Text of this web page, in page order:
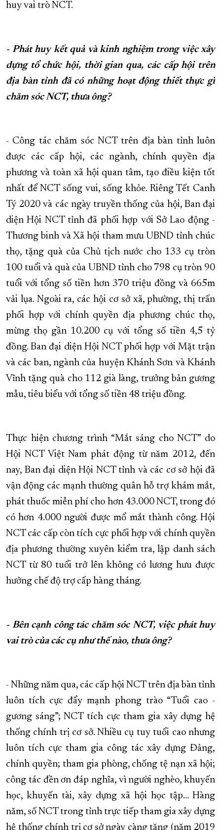
huy vai trò NCT.
- Phát huy kết quả và kinh nghiệm trong việc xây
dựng tổ chức hội, thời gian qua, các cấp hội trên
địa bàn tỉnh đã có những hoạt động thiết thực gì
chăm sóc NCT, thưa ông?
- Công tác chăm sóc NCT trên địa bàn tỉnh luôn
được các cấp hội, các ngành, chính quyền địa
phương và toàn xã hội quan tâm, tạo điều kiện tốt
nhất để NCT sống vui, sống khỏe. Riêng Tết Canh
Tý 2020 và các ngày truyền thống của hội, Ban đại
diện Hội NCT tỉnh đã phối hợp với Sở Lao động -
Thương binh và Xã hội tham mưu UBND tỉnh chúc
thọ, tặng quà của Chủ tịch nước cho 133 cụ tròn
100 tuổi và quà của UBND tỉnh cho 798 cụ tròn 90
tuổi với tổng số tiền hơn 370 triệu đồng và 665m
vải lụa. Ngoài ra, các hội cơ sở xã, phường, thị trấn
phối hợp với chính quyền địa phương chúc thọ,
mừng thọ gần 10.200 cụ với tổng số tiền 4,5 tỷ
đồng. Ban đại diện Hội NCT phối hợp với Mặt trận
và các ban, ngành của huyện Khánh Sơn và Khánh
Vĩnh tặng quà cho 112 già làng, trưởng bản gương
mẫu, tiêu biểu với tổng số tiền 48 triệu đồng.
Thực hiện chương trình “Mắt sáng cho NCT” do
Hội NCT Việt Nam phát động từ năm 2012, đến
nay, Ban đại diện Hội NCT tỉnh và các cơ sở hội đã
vận động các mạnh thường quân hỗ trợ khám mắt,
phát thuốc miễn phí cho hơn 43.000 NCT, trong đó
có hơn 4.000 người được mổ mắt thành công. Hội
NCT các cấp còn tích cực phối hợp với chính quyền
địa phương thường xuyên kiểm tra, lập danh sách
NCT từ 80 tuổi trở lên không có lương hưu được
hưởng chế độ trợ cấp hàng tháng.
- Bên cạnh công tác chăm sóc NCT, việc phát huy
vai trò của các cụ như thế nào, thưa ông?
- Những năm qua, các cấp hội NCT trên địa bàn tỉnh
luôn tích cực đẩy mạnh phong trào “Tuổi cao -
gương sáng”; NCT tích cực tham gia xây dựng hệ
thống chính trị cơ sở. Nhiều cụ tuy tuổi cao nhưng
luôn tích cực tham gia công tác xây dựng Đảng,
chính quyền; tham gia phòng, chống tệ nạn xã hội;
công tác đền ơn đáp nghĩa, vì người nghèo, khuyến
học, khuyến tài, xây dựng xã hội học tập… Hàng
năm, số NCT trong tỉnh trực tiếp tham gia xây dựng
hệ thống chính trị cơ sở ngày càng tăng (năm 2019